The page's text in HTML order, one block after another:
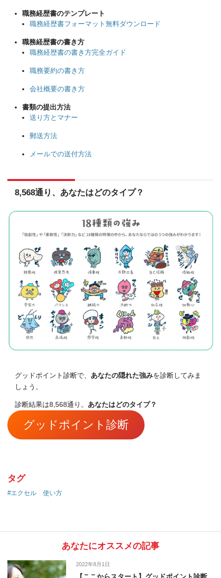
職務経歴書のテンプレート
職務経歴書フォーマット無料ダウンロード
職務経歴書の書き方
職務経歴書の書き方完全ガイド
職務要約の書き方
会社概要の書き方
書類の提出方法
送り方とマナー
郵送方法
メールでの送付方法
8,568通り、あなたはどのタイプ？
グッドポイント診断で、 あなたの隠れた強みを診断してみま
しょう。
診断結果は8,568通り。 あなたはどのタイプ？
グッドポイント診断
タグ
#エクセル 使い方
あなたにオススメの記事
2022年8月1日